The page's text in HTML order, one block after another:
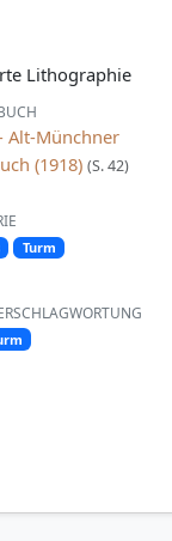
Lithographie
Alt-Münchner
(1918) (S. 42)
Turm